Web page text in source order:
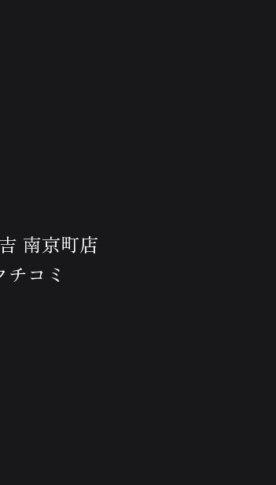
南京町店
チコミ